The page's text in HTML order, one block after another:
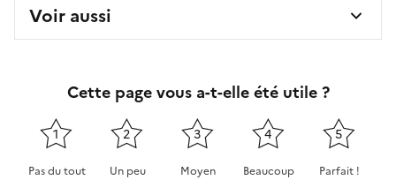
Voir aussi
Cette page vous a-t-elle été utile ?
1
Pas du tout
2
Un peu
3
Moyen
4
Beaucoup
5
Parfait !